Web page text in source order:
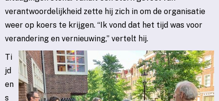
verantwoordelijkheid zette hij zich in om de organisatie
weer op koers te krijgen. “Ik vond dat het tijd was voor
verandering en vernieuwing,” vertelt hij.
Ti
jd
en
s